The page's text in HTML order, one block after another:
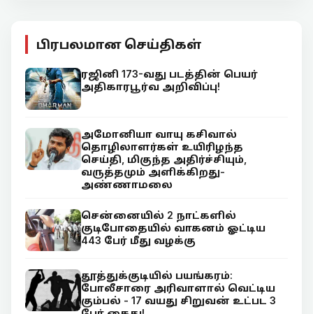
பிரபலமான செய்திகள்
ரஜினி 173-வது படத்தின் பெயர்
அதிகாரபூர்வ அறிவிப்பு!
அமோனியா வாயு கசிவால்
தொழிலாளர்கள் உயிரிழந்த
செய்தி, மிகுந்த அதிர்ச்சியும்,
வருத்தமும் அளிக்கிறது-
அண்ணாமலை
சென்னையில் 2 நாட்களில்
குடிபோதையில் வாகனம் ஓட்டிய
443 பேர் மீது வழக்கு
தூத்துக்குடியில் பயங்கரம்:
போலீசாரை அரிவாளால் வெட்டிய
கும்பல் - 17 வயது சிறுவன் உட்பட 3